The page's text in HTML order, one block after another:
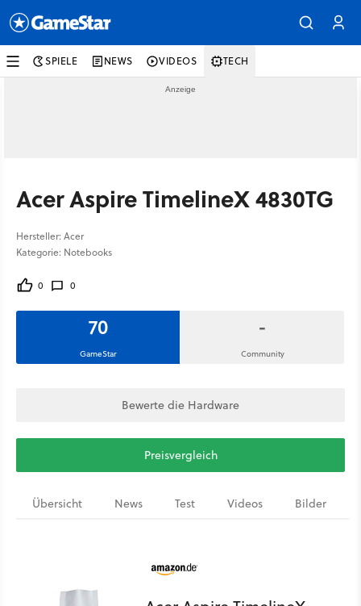
SPIELE NEWS VIDEOS TECH
Acer Aspire TimelineX 4830TG
Hersteller: Acer
Kategorie: Notebooks
0 0
70
GameStar
-
Community
Bewerte die Hardware
Preisvergleich
Übersicht News Test Videos Bilder